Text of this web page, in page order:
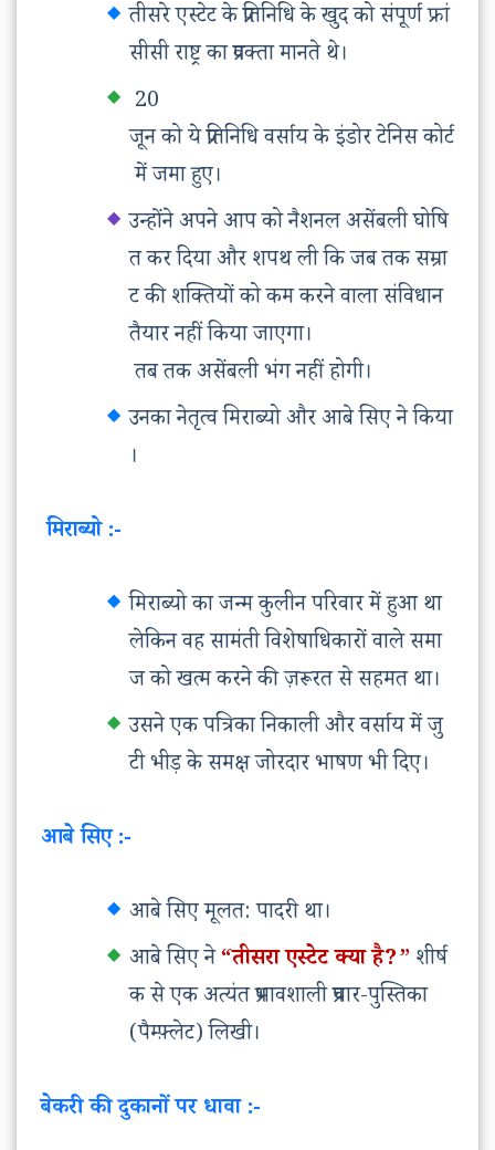
तीसरे एस्टेट के प्रतिनिधि के खुद को संपूर्ण फ्रां
सीसी राष्ट्र का प्रवक्ता मानते थे।
20
जून को ये प्रतिनिधि वर्साय के इंडोर टेनिस कोर्ट
में जमा हुए।
उन्होंने अपने आप को नैशनल असेंबली घोषि
त कर दिया और शपथ ली कि जब तक सम्रा
ट की शक्तियों को कम करने वाला संविधान
तैयार नहीं किया जाएगा।
तब तक असेंबली भंग नहीं होगी।
उनका नेतृत्व मिराब्यो और आबे सिए ने किया
।
मिराब्यो :-
मिराब्यो का जन्म कुलीन परिवार में हुआ था
लेकिन वह सामंती विशेषाधिकारों वाले समा
ज को खत्म करने की ज़रूरत से सहमत था।
उसने एक पत्रिका निकाली और वर्साय में जु
टी भीड़ के समक्ष जोरदार भाषण भी दिए।
आबे सिए :-
आबे सिए मूलत: पादरी था।
आबे सिए ने“तीसरा एस्टेट क्या है?” शीर्ष
क से एक अत्यंत प्रभावशाली प्रचार-पुस्तिका
(पैम्फ़्लेट) लिखी।
बेकरी की दुकानों पर धावा :-